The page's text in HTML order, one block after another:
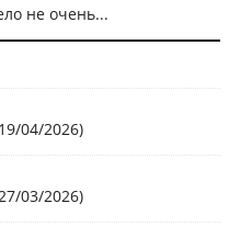
не очень...
04/2026)
03/2026)